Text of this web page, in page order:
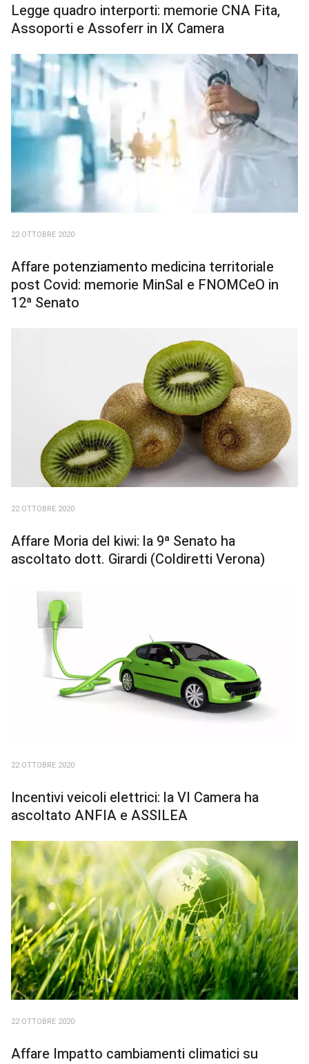
Legge quadro interporti: memorie CNA Fita,
Assoporti e Assoferr in IX Camera
22 OTTOBRE 2020
Affare potenziamento medicina territoriale
post Covid: memorie MinSal e FNOMCeO in
12ª Senato
22 OTTOBRE 2020
Affare Moria del kiwi: la 9ª Senato ha
ascoltato dott. Girardi (Coldiretti Verona)
22 OTTOBRE 2020
Incentivi veicoli elettrici: la VI Camera ha
ascoltato ANFIA e ASSILEA
22 OTTOBRE 2020
Affare Impatto cambiamenti climatici su